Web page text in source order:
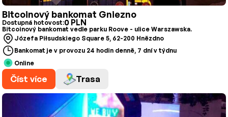
Bitcoinový bankomat Gniezno
Dostupná hotovost:0 PLN
Bitcoinový bankomat vedle parku Roove - ulice Warszawska.
Józefa Piłsudskiego Square 5, 62-200 Hnězdno
Bankomat je v provozu 24 hodin denně, 7 dní v týdnu
Online
Číst více Trasa